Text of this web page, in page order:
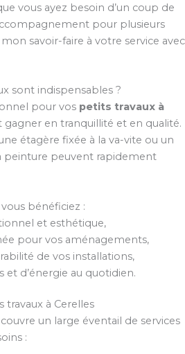
vous ayez besoin d’un coup de
pour plusieurs
savoir-faire à votre service avec
sont indispensables ?
pour vos petits travaux à
gagner en tranquillité et en qualité.
étagère fixée à la va-vite ou un
peinture peuvent rapidement
bénéficiez :
et esthétique,
pour vos aménagements,
de vos installations,
et d’énergie au quotidien.
travaux à Cerelles
un large éventail de services
: